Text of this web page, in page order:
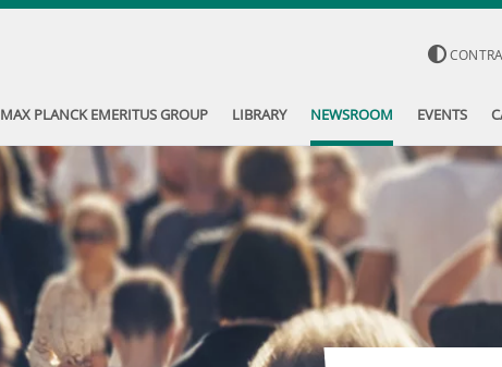
MAX PLANCK EMERITUS GROUP LIBRARY NEWSROOM EVENTS